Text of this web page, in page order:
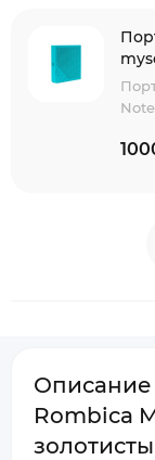
Описание
Rombica